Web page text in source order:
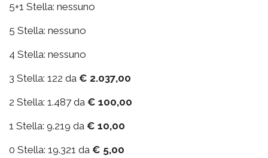
5+1 Stella: nessuno
5 Stella: nessuno
4 Stella: nessuno
3 Stella: 122 da € 2.037,00
2 Stella: 1.487 da € 100,00
1 Stella: 9.219 da € 10,00
0 Stella: 19.321 da € 5,00